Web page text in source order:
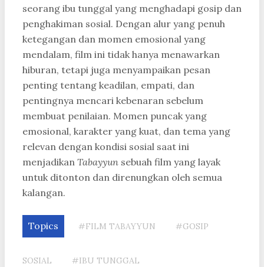
seorang ibu tunggal yang menghadapi gosip dan
penghakiman sosial. Dengan alur yang penuh
ketegangan dan momen emosional yang
mendalam, film ini tidak hanya menawarkan
hiburan, tetapi juga menyampaikan pesan
penting tentang keadilan, empati, dan
pentingnya mencari kebenaran sebelum
membuat penilaian. Momen puncak yang
emosional, karakter yang kuat, dan tema yang
relevan dengan kondisi sosial saat ini
menjadikan Tabayyun sebuah film yang layak
untuk ditonton dan direnungkan oleh semua
kalangan.
Topics #FILM TABAYYUN #GOSIP
SOSIAL #IBU TUNGGAL